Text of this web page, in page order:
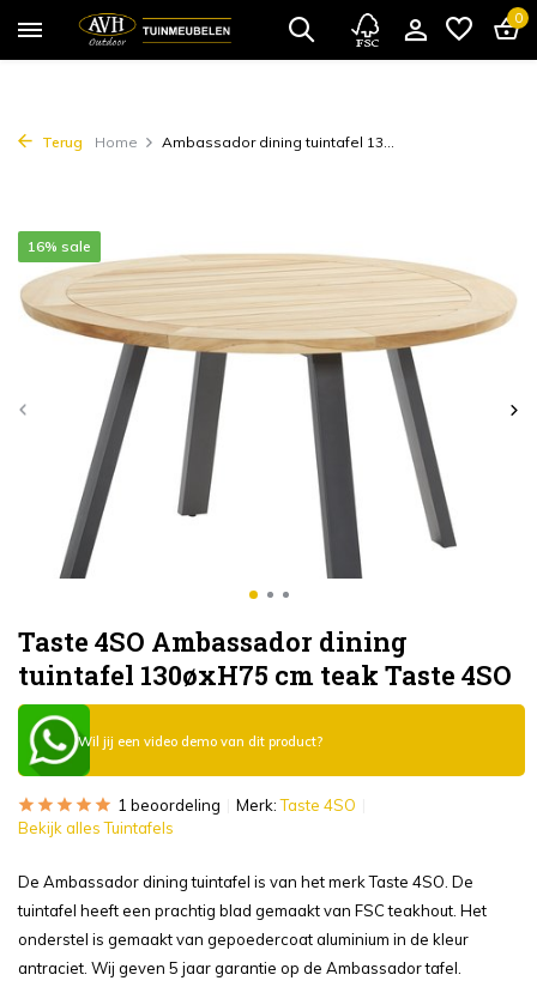
0
Terug Home Ambassador dining tuintafel 13...
Taste 4SO Ambassador dining
tuintafel 130øxH75 cm teak Taste 4SO
16% sale
Wil jij een video demo van dit product?
1 beoordeling Merk:Taste 4SO
Bekijk alles Tuintafels
De Ambassador dining tuintafel is van het merk Taste 4SO. De
tuintafel heeft een prachtig blad gemaakt van FSC teakhout. Het
onderstel is gemaakt van gepoedercoat aluminium in de kleur
antraciet. Wij geven 5 jaar garantie op de Ambassador tafel.